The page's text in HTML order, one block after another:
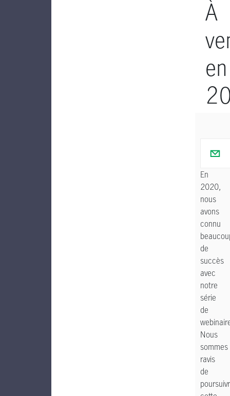
À
en
En
2020,
nous
avons
connu
de
succès
avec
notre
série
de
Nous
sommes
ravis
de